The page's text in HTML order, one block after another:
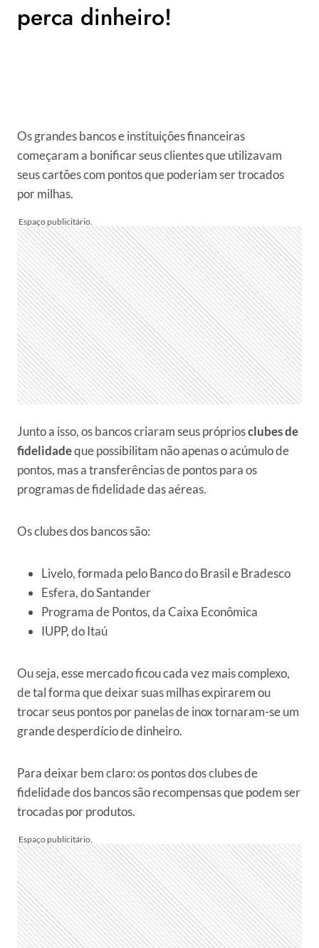
perca dinheiro!
Os grandes bancos e instituições financeiras
começaram a bonificar seus clientes que utilizavam
seus cartões com pontos que poderiam ser trocados
por milhas.
Junto a isso, os bancos criaram seus própriosclubes de
fidelidadeque possibilitam não apenas o acúmulo de
pontos, mas a transferências de pontos para os
programas de fidelidade das aéreas.
Os clubes dos bancos são:
Livelo, formada pelo Banco do Brasil e Bradesco
Esfera, do Santander
Programa de Pontos, da Caixa Econômica
IUPP, do Itaú
Ou seja, esse mercado ficou cada vez mais complexo,
de tal forma que deixar suas milhas expirarem ou
trocar seus pontos por panelas de inox tornaram-se um
grande desperdício de dinheiro.
Para deixar bem claro: os pontos dos clubes de
fidelidade dos bancos são recompensas que podem ser
trocadas por produtos.